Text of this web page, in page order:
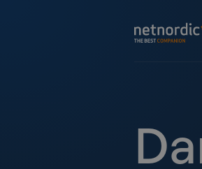
Gå til
NetNordic